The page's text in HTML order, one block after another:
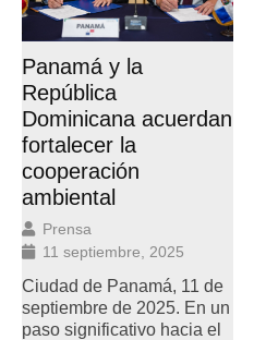
Panamá y la
República
Dominicana acuerdan
fortalecer la
cooperación
ambiental
Prensa
11 septiembre, 2025
Ciudad de Panamá, 11 de
septiembre de 2025. En un
paso significativo hacia el